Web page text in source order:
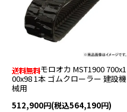
モロオカ MST1900 700x1
00x98 1本 ゴムクローラー 建設機
械用
512,900円(税込564,190円)